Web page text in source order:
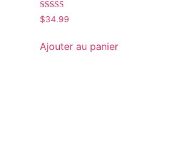
Note
5.00
$34.99
Ajouter au panier